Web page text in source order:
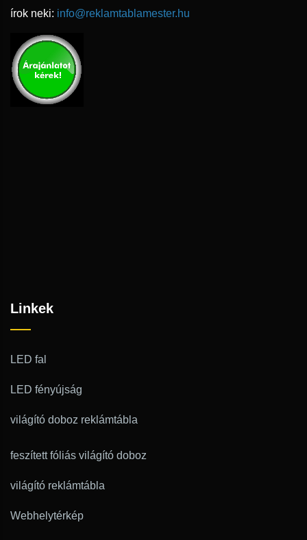
írok neki: info@reklamtablamester.hu
Linkek
LED fal
LED fényújság
világító doboz reklámtábla
feszített fóliás világító doboz
világító reklámtábla
Webhelytérkép